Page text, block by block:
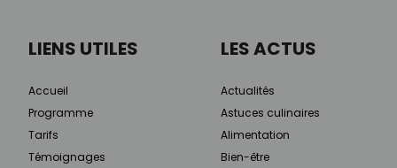
LIENS UTILES
Accueil
Programme
Tarifs
Témoignages
LES ACTUS
Actualités
Astuces culinaires
Alimentation
Bien-être